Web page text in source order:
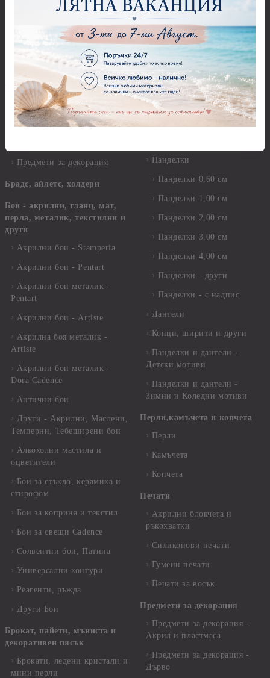
За книгите и хората
Картички, пликове и
покани
Коледа
Етно
Дизайнерски хартии
Елементи за декорация
Предмети за декорация
Брадс, айлетс, холдери
Бои - акрилни, гланц, мат,
перла, металик, текстилни и
други
Акрилни бои - Stamperia
Акрилни бои - Pentart
Акрилни бои металик -
Pentart
Акрилни бои - Artiste
Акрилна боя металик -
Artiste
Акрилни бои металик -
Dora Cadence
Антични бои
Други - Акрилни, Маслени,
Темперни, Тебеширени бои
Алкохолни мастила и
оцветители
Бои за стъкло, керамика и
стирофом
Бои за коприна и текстил
Бои за свещи Cadence
Солвентни бои, Патина
Универсални контури
Реагенти, ръжда
Други Бои
Брокат, пайети, мъниста и
декоративен пясък
Брокати, ледени кристали и
мини перли
Моливи, маркери, химикали,
пастели и восъци
Маркери, флумастери,
химикали
Моливи
Панделки
Панделки 0,60 см
Панделки 1,00 см
Панделки 2,00 см
Панделки 3,00 см
Панделки 4,00 см
Панделки - други
Панделки - с надпис
Дантели
Конци, ширити и други
Панделки и дантели -
Детски мотиви
Панделки и дантели -
Зимни и Коледни мотиви
Перли,камъчета и копчета
Перли
Камъчета
Копчета
Печати
Акрилни блокчета и
ръкохватки
Силиконови печати
Гумени печати
Печати за восък
Предмети за декорация
Предмети за декорация -
Акрил и пластмаса
Предмети за декорация -
Дърво